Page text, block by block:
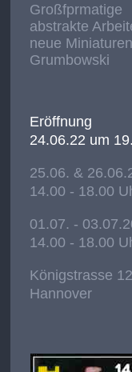
Großfprmatige
abstrakte
neue
Grumbowski
Eröffnung
24.06.22 um
25.06. &
14.00 - 18.00
01.07. -
14.00 - 18.00
Königstrasse 12
Hannover